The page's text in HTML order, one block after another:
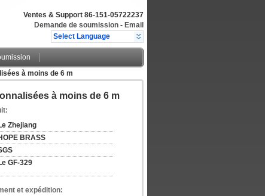
Ventes & Support 86-151-05722237
Demande de soumission - Email
Select Language
à moins de 6 m
à moins de 6 m
Zhejiang
BRASS
GF-329
et expédition: